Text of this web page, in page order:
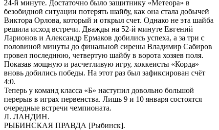
24-й минуте. Достаточно было защитнику «Метеора» в
безобидной ситуации потерять шайбу, как она стала добычей
Виктора Орлова, который и открыл счет. Однако не эта шайба
решила исход встречи. Дважды на 52-й минуте Евгений
Ларионов и Александр Ермаков добились успеха, а за три с
половиной минуты до финальной сирены Владимир Сабиров
провел последнюю, четвертую шайбу в ворота хозяев поля.
Показав мощную и расчетливую игру, хоккеисты «Корда»
вновь добились победы. На этот раз был зафиксирован счёт
4:0.
Теперь у команд класса «Б» наступил довольно большой
перерыв в играх первенства. Лишь 9 и 10 января состоятся
очередные встречи чемпионата.
Л. ЛАНДИН.
РЫБИНСКАЯ ПРАВДА [Рыбинск].